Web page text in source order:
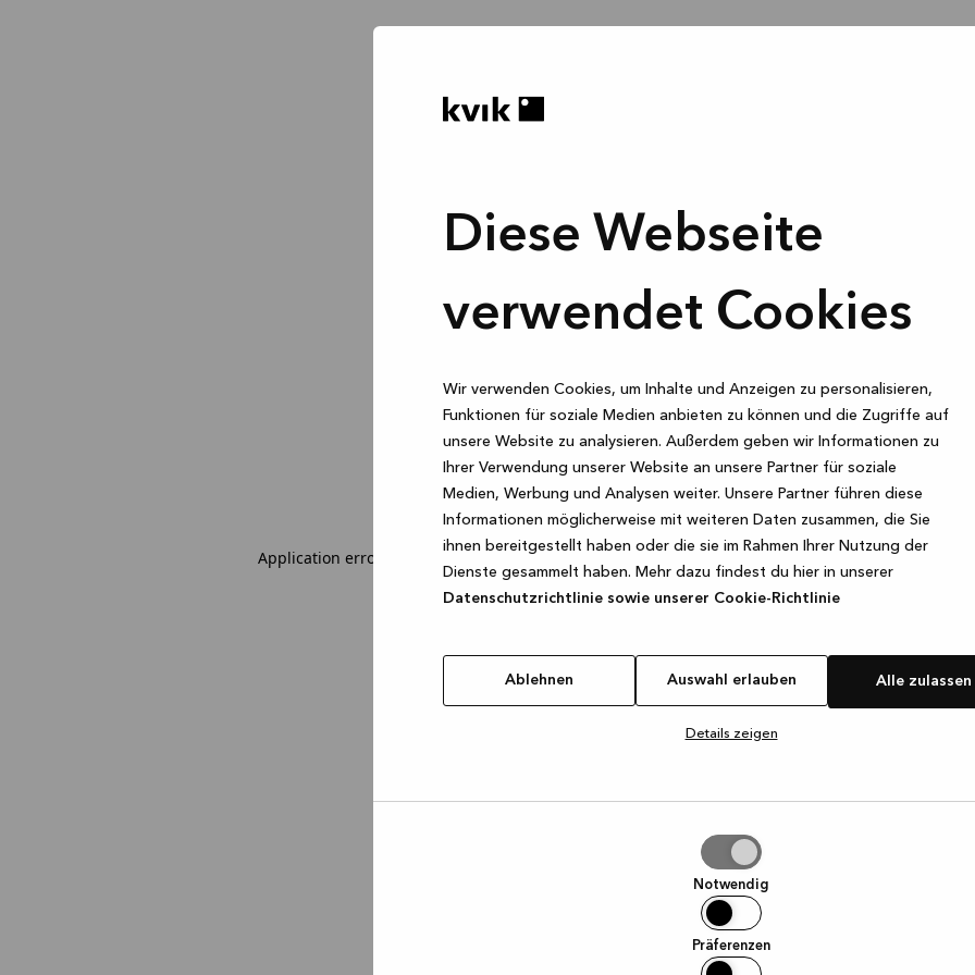
Diese Webseite
verwendet Cookies
Wir verwenden Cookies, um Inhalte und Anzeigen zu personalisieren,
Funktionen für soziale Medien anbieten zu können und die Zugriffe auf
unsere Website zu analysieren. Außerdem geben wir Informationen zu
Ihrer Verwendung unserer Website an unsere Partner für soziale
Medien, Werbung und Analysen weiter. Unsere Partner führen diese
Informationen möglicherweise mit weiteren Daten zusammen, die Sie
ihnen bereitgestellt haben oder die sie im Rahmen Ihrer Nutzung der
Dienste gesammelt haben. Mehr dazu findest du hier in unserer
Datenschutzrichtlinie sowie unserer Cookie-Richtlinie
Ablehnen Auswahl erlauben Alle zulassen
Details zeigen
Notwendig
Präferenzen
Application error: a client-side exception has occurred while loadingwww.kvik.de (see the